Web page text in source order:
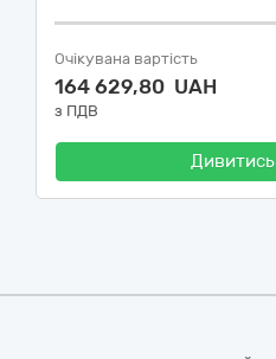
Очікувана вартість
164 629,80 UAH
з ПДВ
Дивитись